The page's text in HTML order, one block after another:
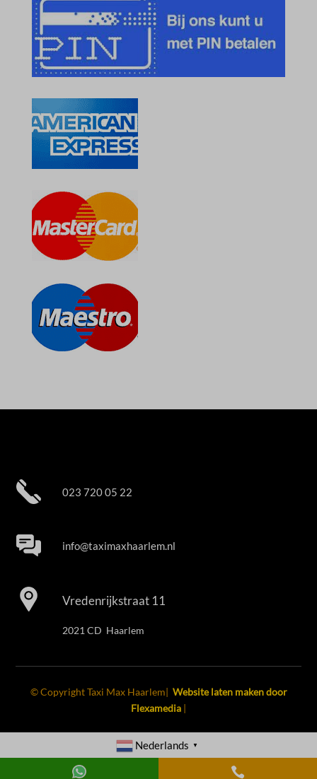
023 720 05 22
info@taximaxhaarlem.nl
Vredenrijkstraat 11
2021 CD Haarlem
© Copyright Taxi Max Haarlem| Website laten maken door
Flexamedia |
Nederlands ▼
